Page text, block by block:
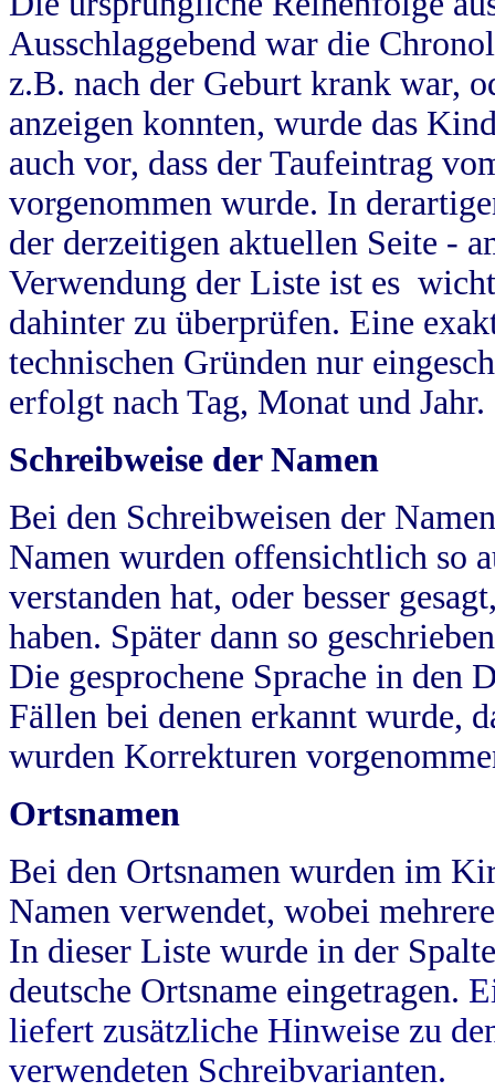
Ausschlaggebend war die
z.B. nach der Geburt krank war,
anzeigen konnten, wurde das
auch vor, dass der Taufeintrag
vorgenommen wurde. In
der derzeitigen aktuellen Seite -
Verwendung der Liste ist es
dahinter zu überprüfen. Eine
technischen Gründen nur
erfolgt nach Tag, Monat und Jahr.
Schreibweise der Namen
Bei den Schreibweisen der
Namen wurden offensichtlich so
verstanden hat, oder besser
haben. Später dann so
Die gesprochene Sprache in
Fällen bei denen erkannt wurde,
wurden Korrekturen
Ortsnamen
Bei den Ortsnamen wurden im
Namen verwendet, wobei
In dieser Liste wurde in der
deutsche Ortsname eingetragen.
liefert zusätzliche Hinweise zu
verwendeten Schreibvarianten.